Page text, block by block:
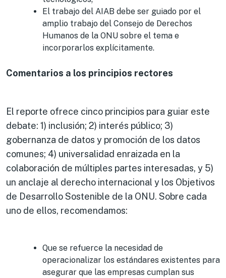
El trabajo del AIAB debe ser guiado por el
amplio trabajo del Consejo de Derechos
Humanos de la ONU sobre el tema e
incorporarlos explícitamente.
Comentarios a los principios rectores
El reporte ofrece cinco principios para guiar este
debate: 1) inclusión; 2) interés público; 3)
gobernanza de datos y promoción de los datos
comunes; 4) universalidad enraizada en la
colaboración de múltiples partes interesadas, y 5)
un anclaje al derecho internacional y los Objetivos
de Desarrollo Sostenible de la ONU. Sobre cada
uno de ellos, recomendamos:
Que se refuerce la necesidad de
operacionalizar los estándares existentes para
asegurar que las empresas cumplan sus